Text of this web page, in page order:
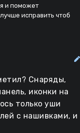
и поможет
исправить чтоб
Снаряды,
иконки на
только уши
с нашивками, и